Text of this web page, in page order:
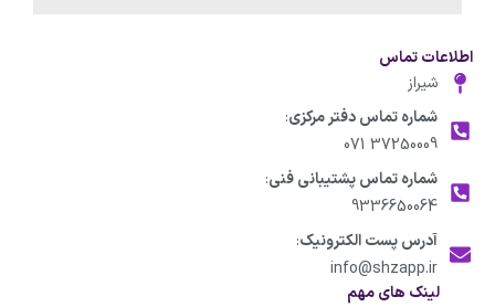
اطلاعات تماس
شیراز
شماره تماس دفتر مرکزی:
37250009 071
شماره تماس پشتیبانی فنی:
9336650064
آدرس پست الکترونیک:
info@shzapp.ir
لینک های مهم